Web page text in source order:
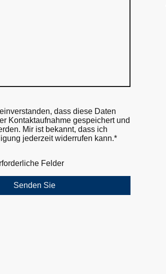
dass diese Daten
Kontaktaufnahme gespeichert und
Mir ist bekannt, dass ich
jederzeit widerrufen kann.*
Felder
Senden Sie